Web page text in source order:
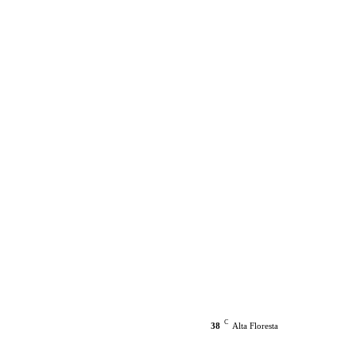
38 C Alta Floresta